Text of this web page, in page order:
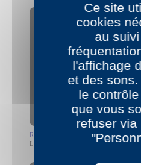
YouTube is disabled.
Rochelle Fack
L'état crépusculaire Rochelle Fack février
Ce site
cookies
au
l'affichage
et des
le
que vous
refuser via